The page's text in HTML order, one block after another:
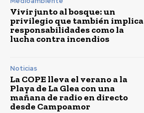
Vivir junto al bosque: un
privilegio que también implica
responsabilidades como la
lucha contra incendios
Noticias
La COPE lleva el verano a la
Playa de La Glea con una
mañana de radio en directo
desde Campoamor